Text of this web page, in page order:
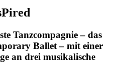
Tanzcompagnie – das
Ballet – mit einer
an drei musikalische